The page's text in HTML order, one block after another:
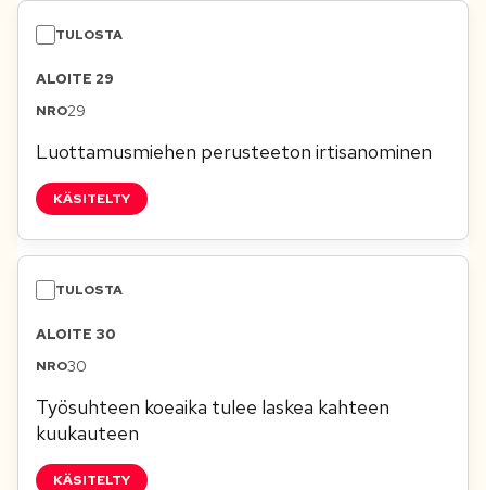
ALOITE 29
29
Luottamusmiehen perusteeton irtisanominen
KÄSITELTY
ALOITE 30
30
Työsuhteen koeaika tulee laskea kahteen
kuukauteen
KÄSITELTY